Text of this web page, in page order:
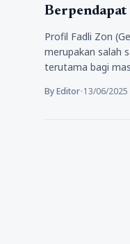
Berpendapat
Profil Fadli Zon
merupakan salah
terutama bagi
By Editor•13/06/2025